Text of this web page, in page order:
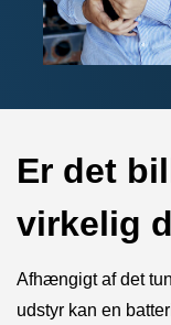
Er det
virkelig
Afhængigt af det
udstyr kan en